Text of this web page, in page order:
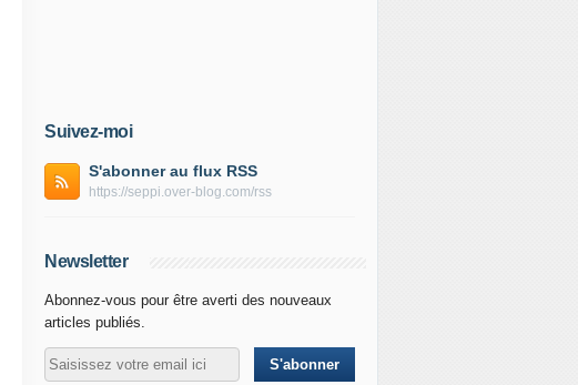
Suivez-moi
S'abonner au flux RSS
https://seppi.over-blog.com/rss
Newsletter
Abonnez-vous pour être averti des nouveaux
articles publiés.